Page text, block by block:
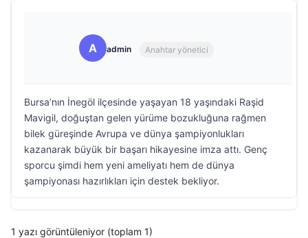
A admin Anahtar yönetici
Bursa’nın İnegöl ilçesinde yaşayan 18 yaşındaki Raşid
Mavigil, doğuştan gelen yürüme bozukluğuna rağmen
bilek güreşinde Avrupa ve dünya şampiyonlukları
kazanarak büyük bir başarı hikayesine imza attı. Genç
sporcu şimdi hem yeni ameliyatı hem de dünya
şampiyonası hazırlıkları için destek bekliyor.
1 yazı görüntüleniyor (toplam 1)